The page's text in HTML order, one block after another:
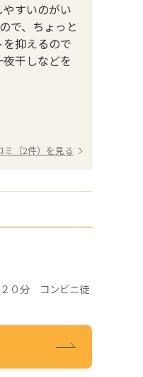
すいのがい
で、ちょっと
抑えるので
干しなどを
ミ（2件）を見る
２０分 コンビニ徒